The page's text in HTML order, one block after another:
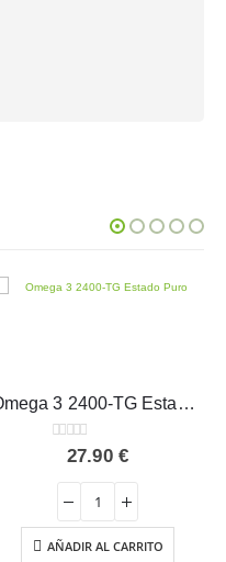
Omega 3 2400-TG Estado Puro 90 perlas
out of 5
27.90 €
AÑADIR AL CARRITO